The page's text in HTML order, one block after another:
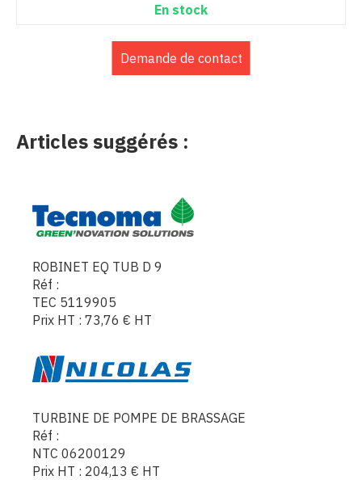
En stock
Demande de contact
Articles suggérés :
ROBINET EQ TUB D 9
Réf :
TEC 5119905
Prix HT : 73,76 € HT
TURBINE DE POMPE DE BRASSAGE
Réf :
NTC 06200129
Prix HT : 204,13 € HT